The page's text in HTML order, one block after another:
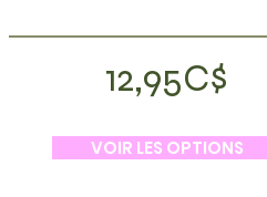
12,95C$
VOIR LES OPTIONS